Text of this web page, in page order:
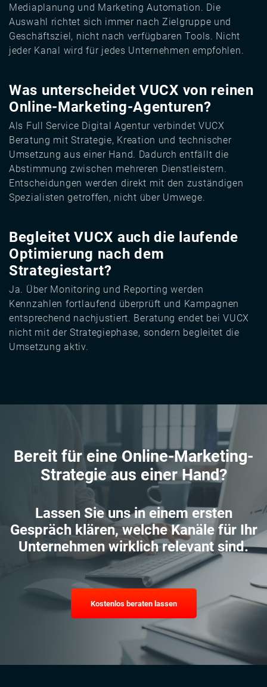
Mediaplanung und Marketing Automation. Die
Auswahl richtet sich immer nach Zielgruppe und
Geschäftsziel, nicht nach verfügbaren Tools. Nicht
jeder Kanal wird für jedes Unternehmen empfohlen.
Was unterscheidet VUCX von reinen
Online-Marketing-Agenturen?
Als Full Service Digital Agentur verbindet VUCX
Beratung mit Strategie, Kreation und technischer
Umsetzung aus einer Hand. Dadurch entfällt die
Abstimmung zwischen mehreren Dienstleistern.
Entscheidungen werden direkt mit den zuständigen
Spezialisten getroffen, nicht über Umwege.
Begleitet VUCX auch die laufende
Optimierung nach dem
Strategiestart?
Ja. Über Monitoring und Reporting werden
Kennzahlen fortlaufend überprüft und Kampagnen
entsprechend nachjustiert. Beratung endet bei VUCX
nicht mit der Strategiephase, sondern begleitet die
Umsetzung aktiv.
Bereit für eine Online-Marketing-
Strategie aus einer Hand?
Lassen Sie uns in einem ersten
Gespräch klären, welche Kanäle für Ihr
Unternehmen wirklich relevant sind.
Kostenlos beraten lassen